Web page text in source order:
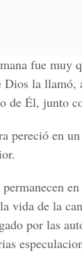
fue muy
Dios la llamó,
de Él, junto
pereció en
vida de la
por las